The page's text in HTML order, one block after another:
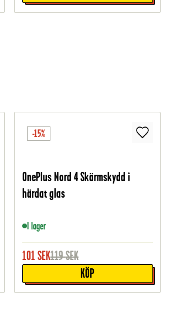
-15%
OnePlus Nord 4 Skärmskydd i
härdat glas
I lager
101SEK119SEK
KÖP